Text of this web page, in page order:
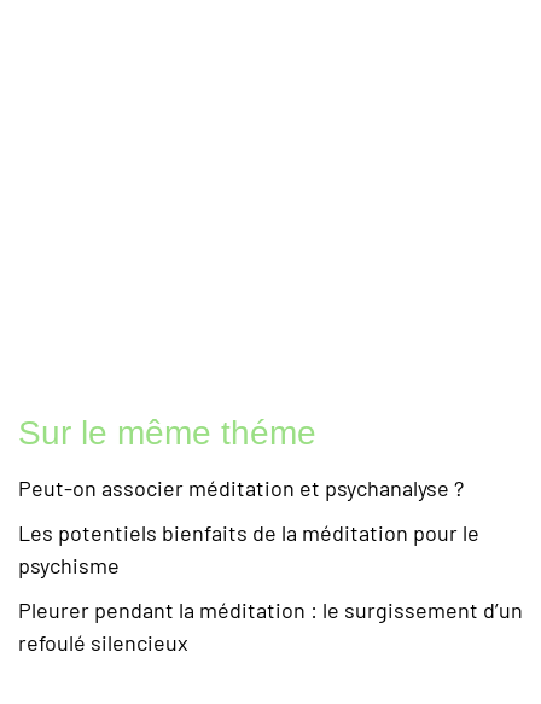
Sur le même théme
Peut-on associer méditation et psychanalyse ?
Les potentiels bienfaits de la méditation pour le
psychisme
Pleurer pendant la méditation : le surgissement d’un
refoulé silencieux